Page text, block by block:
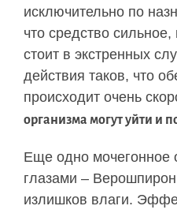
исключительно по
что средство сильное,
стоит в экстренных
действия таков, что
происходит очень
организма могут уйти и
Еще одно мочегонное
глазами –
излишков влаги.